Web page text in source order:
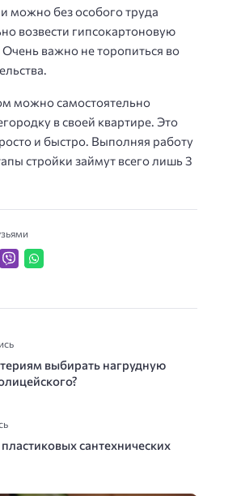
можно без особого труда
возвести гипсокартоновую
Очень важно не торопиться во
можно самостоятельно
в своей квартире. Это
и быстро. Выполняя работу
стройки займут всего лишь 3
выбирать нагрудную
сантехнических